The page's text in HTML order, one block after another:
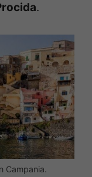
.
Campania.